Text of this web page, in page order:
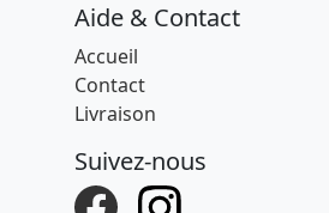
Aide & Contact
Accueil
Contact
Livraison
Suivez-nous